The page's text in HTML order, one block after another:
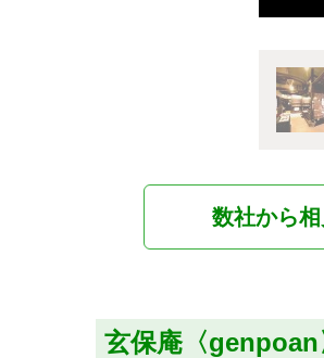
数社から
玄保庵〈genpoan